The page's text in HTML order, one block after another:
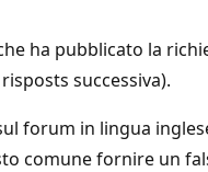
ha pubblicato la
successiva).
forum in lingua
comune fornire un